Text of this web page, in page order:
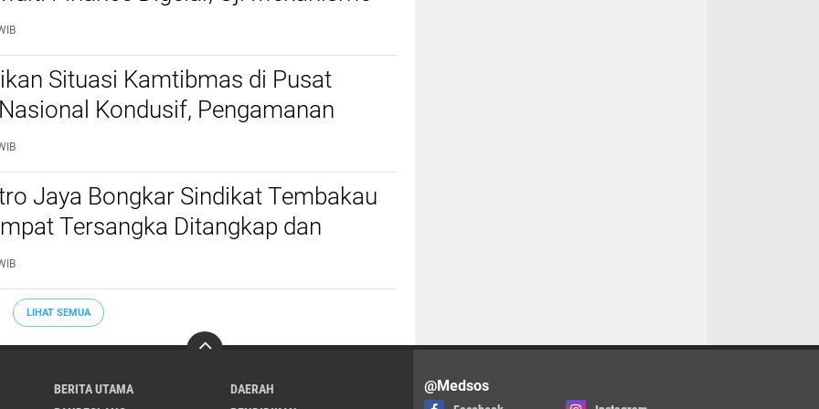
Jadi Sorotan
Situasi Kamtibmas di Pusat
Kondusif, Pengamanan
Diperketat
Jaya Bongkar Sindikat Tembakau
Tersangka Ditangkap dan
Kilogram Barang Bukti Disita
LIHAT SEMUA
BERITA UTAMA
DAERAH
@Medsos